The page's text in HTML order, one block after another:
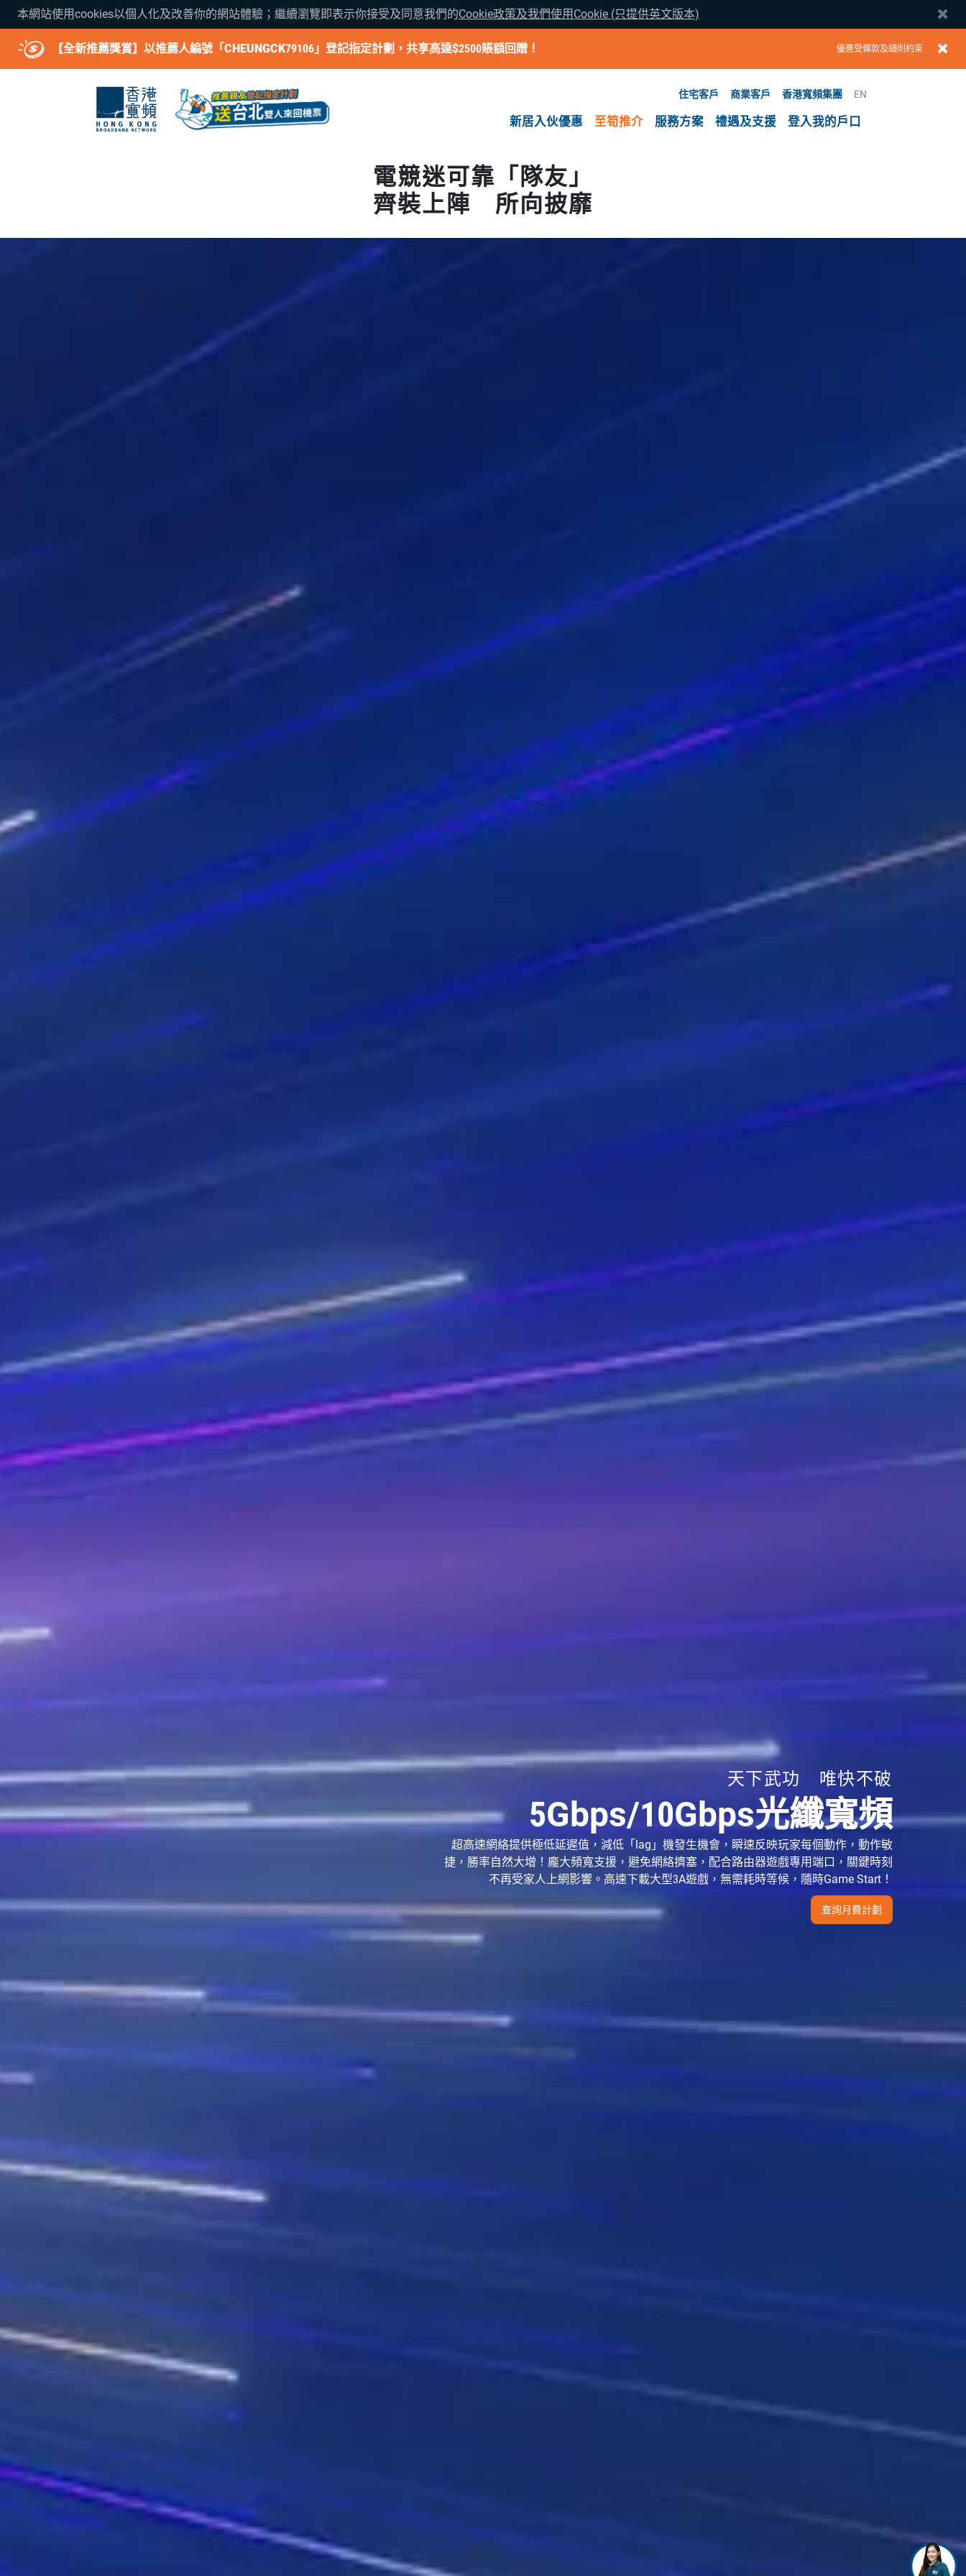
本網站使用cookies以個人化及改善你的網站體驗；繼續瀏覽即表示你接受及同意我們的Cookie政策及我們使用Cookie (只提供英文版本)
【全新推薦獎賞】以推薦人編號「CHEUNGCK79106」登記指定計劃，共享高達$2500賬額回贈！ 優惠受條款及細則約束
住宅客戶 商業客戶 香港寬頻集團 EN
新居入伙優惠 至筍推介 服務方案 禮遇及支援 登入我的戶口
電競迷可靠「隊友」
齊裝上陣 所向披靡
天下武功 唯快不破
5Gbps/10Gbps光纖寬頻
超高速網絡提供極低延遲值，減低「lag」機發生機會，瞬速反映玩家每個動作，動作敏
捷，勝率自然大增！龐大頻寬支援，避免網絡擠塞，配合路由器遊戲專用端口，關鍵時刻
不再受家人上網影響。高速下載大型3A遊戲，無需耗時等候，隨時Game Start！
查詢月費計劃